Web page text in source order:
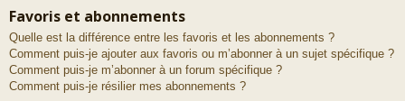
Favoris et abonnements
Quelle est la différence entre les favoris et les abonnements ?
Comment puis-je ajouter aux favoris ou m’abonner à un sujet spécifique ?
Comment puis-je m’abonner à un forum spécifique ?
Comment puis-je résilier mes abonnements ?